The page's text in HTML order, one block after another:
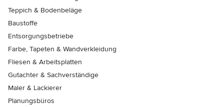
Teppich & Bodenbeläge
Baustoffe
Entsorgungsbetriebe
Farbe, Tapeten & Wandverkleidung
Fliesen & Arbeitsplatten
Gutachter & Sachverständige
Maler & Lackierer
Planungsbüros